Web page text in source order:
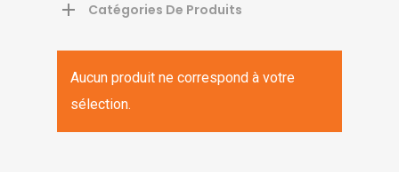
Catégories De Produits
Aucun produit ne correspond à votre
sélection.